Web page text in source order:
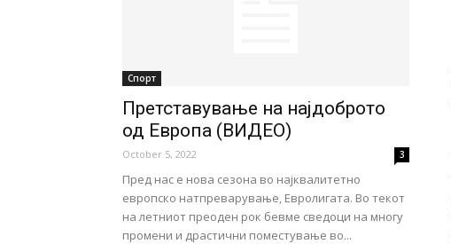
Спорт
Претставување на најдоброто
од Европа (ВИДЕО)
October 5, 2022 3
Пред нас е нова сезона во најквалитетно
европско натпреварување, Евролигата. Во текот
на летниот преоден рок бевме сведоци на многу
промени и драстични поместување во...